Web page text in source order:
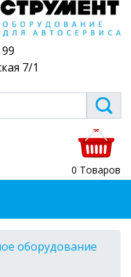
7/1
0 Товаров
оборудование